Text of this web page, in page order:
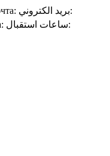
بريد الكتروني:
ساعات استقبال: